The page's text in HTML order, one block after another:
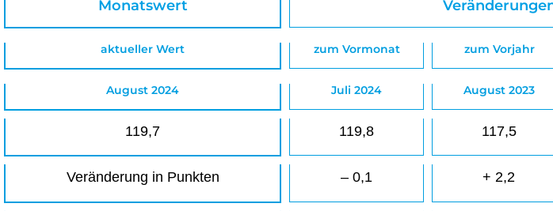
Monatswert
aktueller Wert zum Vormonat zum Vorjahr
August 2024 Juli 2024 August 2023
119,7 119,8 117,5
Veränderung in Punkten – 0,1 + 2,2